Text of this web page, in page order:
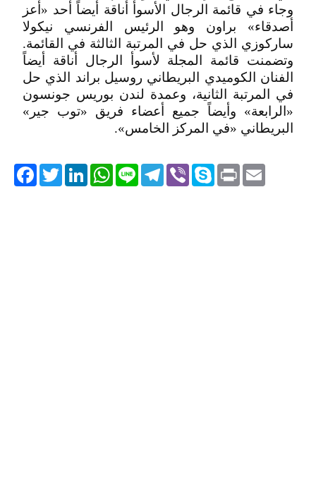
وجاء في قائمة الرجال الأسوأ أناقة أيضاً أحد «أعز
أصدقاء» براون وهو الرئيس الفرنسي نيكولا
ساركوزي الذي حل في المرتبة الثالثة في القائمة.
وتضمنت قائمة المجلة لأسوأ الرجال أناقة أيضاً
الفنان الكوميدي البريطاني روسيل براند الذي حل
في المرتبة الثانية، وعمدة لندن بوريس جونسون
«الرابعة» وأيضاً جميع أعضاء فريق «توب جير»
البريطاني «في المركز الخامس».
TwitterLinkedIn
WhatsApp Line
Telegram ViberSkype PrintEmail